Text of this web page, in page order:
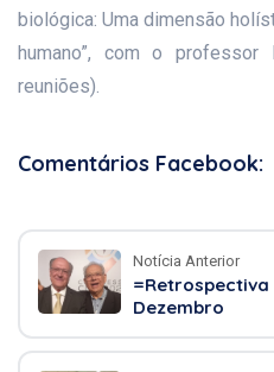
biológica: Uma dimensão
humano”, com o professor
reuniões).
Comentários Facebook:
Notícia Anterior
=Retrospectiva
Dezembro